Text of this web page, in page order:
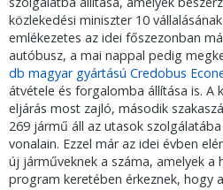
közlekedési miniszter 10
emlékezetes az idei főszezonban
autóbusz, a mai nappal pedig
db magyar gyártású Credobus
átvétele és forgalomba állítása is.
eljárás most zajló, második
269 jármű áll az utasok
vonalain. Ezzel már az idei évben
új járműveknek a száma, amelyek a
program keretében érkeznek, hogy